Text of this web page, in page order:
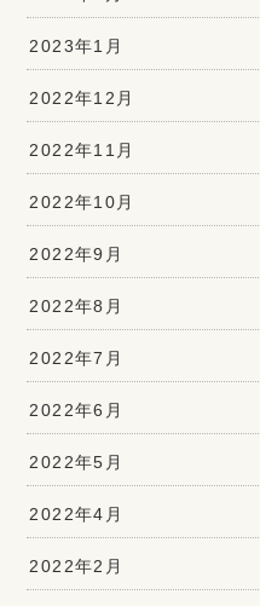
2023年1月
2022年12月
2022年11月
2022年10月
2022年9月
2022年8月
2022年7月
2022年6月
2022年5月
2022年4月
2022年2月